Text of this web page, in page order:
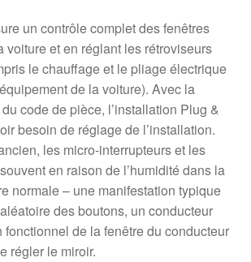
un contrôle complet des fenêtres
voiture et en réglant les rétroviseurs
le chauffage et le pliage électrique
de la voiture). Avec la
code de pièce, l’installation Plug &
besoin de réglage de l’installation.
les micro-interrupteurs et les
en raison de l’humidité dans la
normale – une manifestation typique
des boutons, un conducteur
fonctionnel de la fenêtre du conducteur
régler le miroir.